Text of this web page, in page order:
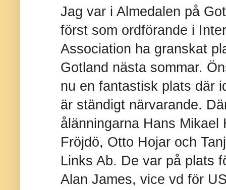
Jag var i Almedalen på
först som ordförande i
Association ha granskat
Gotland nästa sommar.
nu en fantastisk plats där
är ständigt närvarande.
ålänningarna Hans Mikael
Fröjdö, Otto Hojar och
Links Ab. De var på plats
Alan James, vice vd för